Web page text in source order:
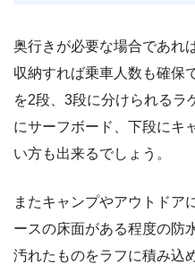
奥行きが必要な場合であれ
収納すれば乗車人数も確保
を2段、3段に分けられるラ
にサーフボード、下段にキ
い方も出来るでしょう。
またキャンプやアウトドア
ースの床面がある程度の防
汚れたものをラフに積み込